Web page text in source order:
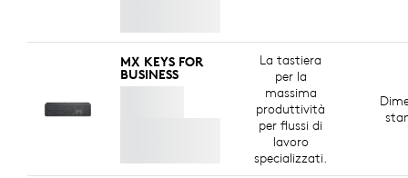
MX KEYS FOR
BUSINESS
La tastiera
per la
massima
produttività
per flussi di
lavoro
specializzati.